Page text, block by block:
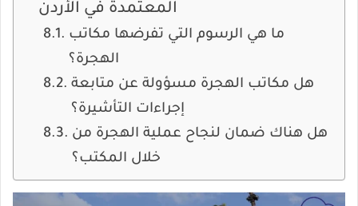
المعتمدة في الأردن
ما هي الرسوم التي تفرضها مكاتب
الهجرة؟
هل مكاتب الهجرة مسؤولة عن متابعة
إجراءات التأشيرة؟
هل هناك ضمان لنجاح عملية الهجرة من
خلال المكتب؟